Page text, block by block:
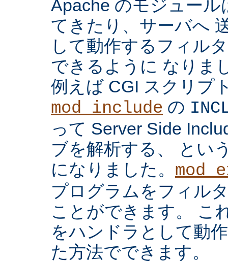
Apache のモジュー
てきたり、サーバへ
して動作するフィル
できるように なりま
例えば CGI スクリプ
mod_include の
って Server Side
ブを解析する、 とい
になりました。
プログラムをフィル
ことができます。 こ
をハンドラとして動
た方法でできます。